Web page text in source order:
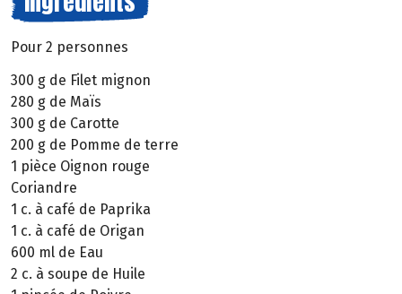
Pour 2 personnes
300 g de Filet mignon
280 g de Maïs
300 g de Carotte
200 g de Pomme de terre
1 pièce Oignon rouge
Coriandre
1 c. à café de Paprika
1 c. à café de Origan
600 ml de Eau
2 c. à soupe de Huile